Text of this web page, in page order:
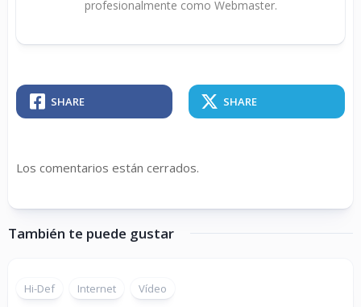
profesionalmente como Webmaster.
SHARE SHARE
Los comentarios están cerrados.
También te puede gustar
Hi-Def Internet Vídeo